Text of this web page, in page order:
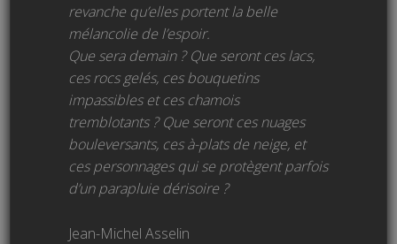
revanche qu’elles portent la belle
mélancolie de l’espoir.
Que sera demain ? Que seront ces lacs,
ces rocs gelés, ces bouquetins
impassibles et ces chamois
tremblotants ? Que seront ces nuages
bouleversants, ces à-plats de neige, et
ces personnages qui se protègent parfois
d’un parapluie dérisoire ?
Jean-Michel Asselin